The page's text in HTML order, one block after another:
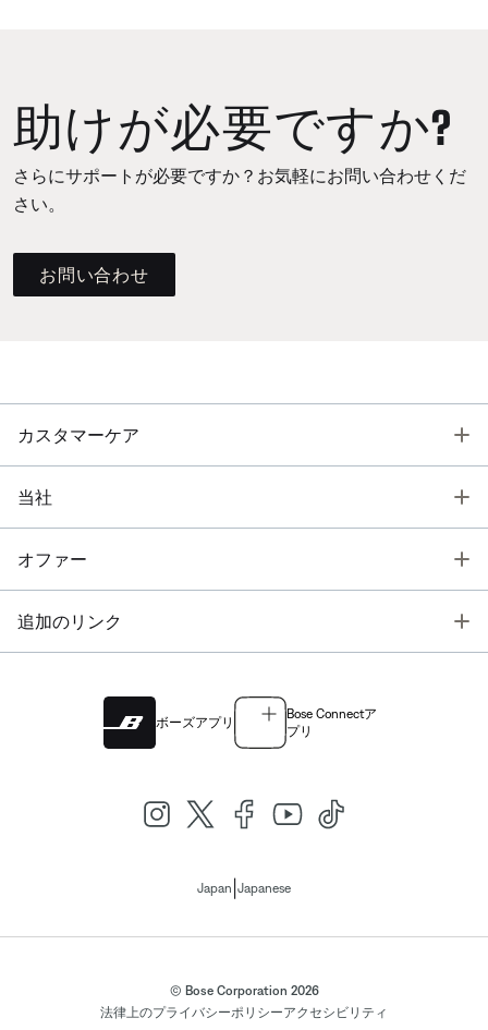
助けが必要ですか?
さらにサポートが必要ですか？お気軽にお問い合わせくだ
さい。
お問い合わせ
カスタマーケア
当社
オファー
追加のリンク
ボーズアプリ
Bose Connectア
プリ
Japan Japanese
© Bose Corporation 2026
法律上のプライバシーポリシーアクセシビリティ